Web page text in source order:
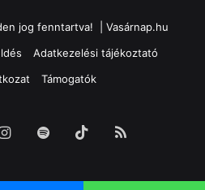
jog fenntartva! | Vasárnap.hu
Adatkezelési tájékoztató
Támogatók
Instagram
Spotify TikTok